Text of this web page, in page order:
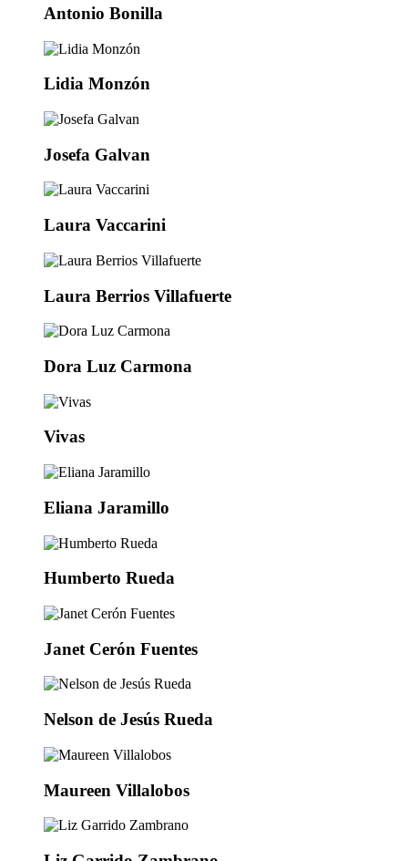
Antonio Bonilla
Lidia Monzón
Josefa Galvan
Laura Vaccarini
Laura Berrios Villafuerte
Dora Luz Carmona
Vivas
Eliana Jaramillo
Humberto Rueda
Janet Cerón Fuentes
Nelson de Jesús Rueda
Maureen Villalobos